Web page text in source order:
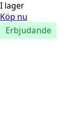
I lager
Köp nu
Erbjudande